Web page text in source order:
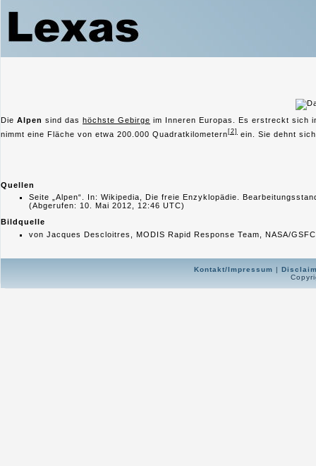
Die Alpen sind das höchste Gebirge im Inneren Europas. Es erstreckt sich
nimmt eine Fläche von etwa 200.000 Quadratkilometern [2] ein. Sie dehnt
Quellen
Seite „Alpen“. In: Wikipedia, Die freie Enzyklopädie.
(Abgerufen: 10. Mai 2012, 12:46 UTC)
Bildquelle
von Jacques Descloitres, MODIS Rapid Response Team, NASA/
Kontakt/Impressum |